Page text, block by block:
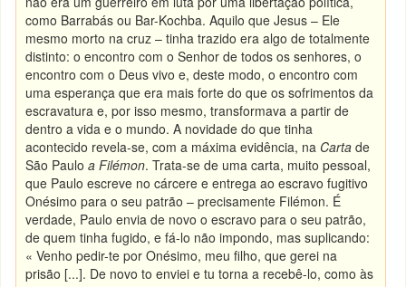
como Barrabás ou Bar-Kochba. Aquilo que Jesus – Ele
mesmo morto na cruz – tinha trazido era algo de totalmente
distinto: o encontro com o Senhor de todos os senhores, o
encontro com o Deus vivo e, deste modo, o encontro com
uma esperança que era mais forte do que os sofrimentos da
escravatura e, por isso mesmo, transformava a partir de
dentro a vida e o mundo. A novidade do que tinha
acontecido revela-se, com a máxima evidência, na Cartade
São Paulo a Filémon. Trata-se de uma carta, muito pessoal,
que Paulo escreve no cárcere e entrega ao escravo fugitivo
Onésimo para o seu patrão – precisamente Filémon. É
verdade, Paulo envia de novo o escravo para o seu patrão,
de quem tinha fugido, e fá-lo não impondo, mas suplicando:
« Venho pedir-te por Onésimo, meu filho, que gerei na
prisão [...]. De novo to enviei e tu torna a recebê-lo, como às